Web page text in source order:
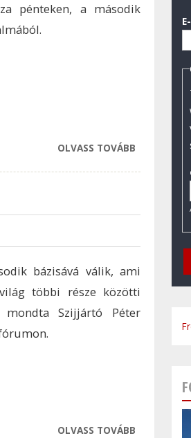
pénteken, a második
OLVASS TOVÁBB
TOVÁBBRA
bázisává válik, ami
többi része közötti
mondta Szijjártó Péter
OLVASS TOVÁBB BUDAPEST